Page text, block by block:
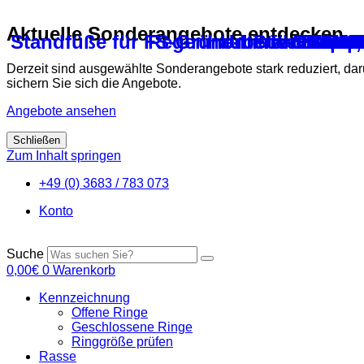
Aktuelle Sonderangebote entdecken
Derzeit sind ausgewählte Sonderangebote stark reduziert,
sichern Sie sich die Angebote.
Angebote ansehen
Schließen
Zum Inhalt springen
+49 (0) 3683 / 783 073
Konto
Suche
0,00€ 0 Warenkorb
Kennzeichnung
Offene Ringe
Geschlossene Ringe
Ringgröße prüfen
Rasse
Untersatz für
Regenhaube für
Standfüße für FS-Grüne-Linie-Standfüße